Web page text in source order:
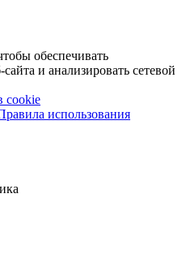
обеспечивать
и анализировать сетевой
cookie
использования